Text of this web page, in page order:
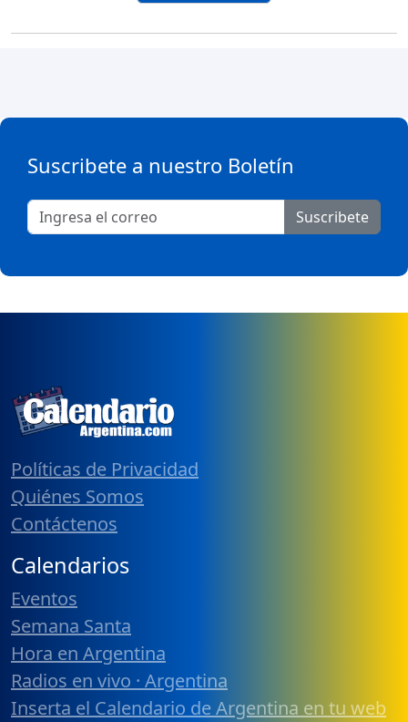
Suscribete a nuestro Boletín
Suscribete
Políticas de Privacidad
Quiénes Somos
Contáctenos
Calendarios
Eventos
Semana Santa
Hora en Argentina
Radios en vivo · Argentina
Inserta el Calendario de Argentina en tu web